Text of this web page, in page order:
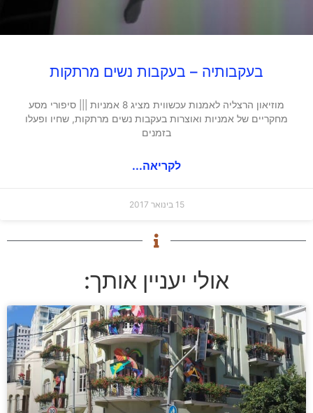
בעקבותיה – בעקבות נשים מרתקות
מוזיאון הרצליה לאמנות עכשווית מציג 8 אמניות ||| סיפורי מסע
מחקריים של אמניות ואוצרות בעקבות נשים מרתקות, שחיו ופעלו
בזמנים
לקריאה...
15 בינואר 2017
אולי יעניין אותך: